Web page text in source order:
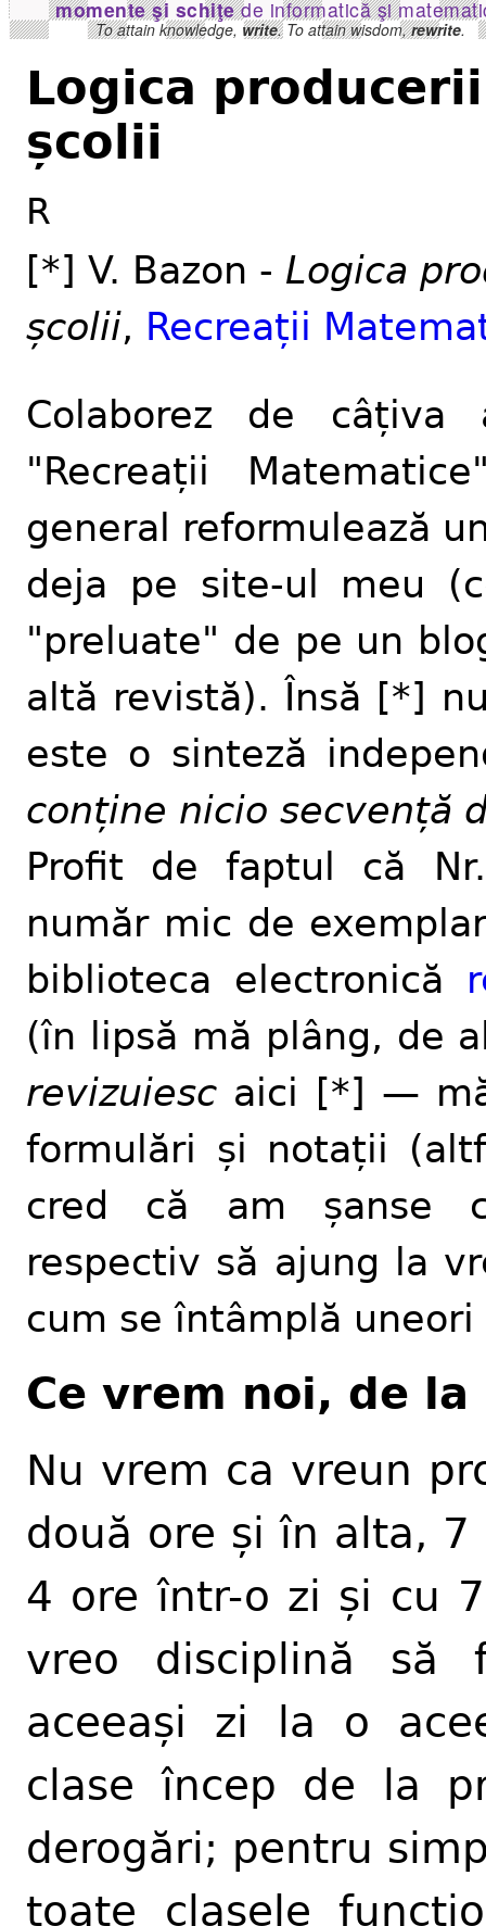
momente şi schiţede informatică şi
To attain knowledge, write. To attain wisdom,rewrite.
Logica
școlii
R
[*] V. Bazon - Logica
școlii, Recreații
Colaborez de
"Recreații
general reformulează
deja pe site-ul meu
"preluate" de pe un
altă revistă). Însă [*]
este o sinteză
conține nicio secvență
Profit de faptul că
număr mic de
biblioteca electronică
(în lipsă mă plâng, de
revizuiesc aici [*] —
formulări și notații
cred că am șanse
respectiv să ajung la
cum se întâmplă
Ce vrem noi, de
Nu vrem ca vreun
două ore și în alta,
4 ore într-o zi și cu
vreo disciplină să
aceeași zi la o
clase încep de la
derogări; pentru
toate clasele